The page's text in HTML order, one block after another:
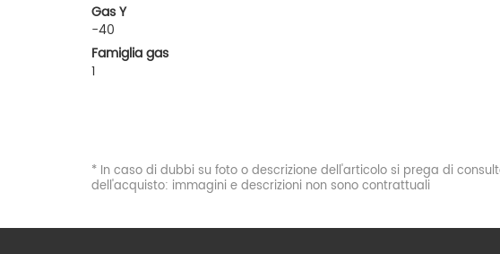
Gas Y
-40
Famiglia gas
1
* In caso di dubbi su foto o descrizione dell'articolo si prega di
dell'acquisto: immagini e descrizioni non sono contrattuali